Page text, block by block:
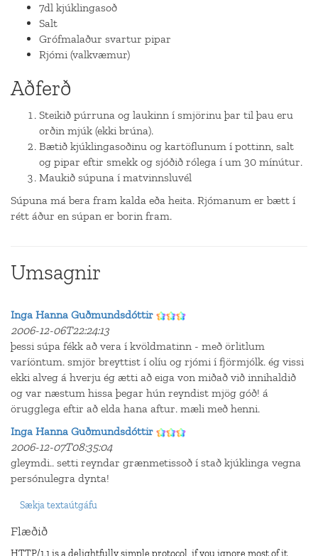
7dl kjúklingasoð
Salt
Grófmalaður svartur pipar
Rjómi (valkvæmur)
Aðferð
Steikið púrruna og laukinn í smjörinu þar til þau eru
orðin mjúk (ekki brúna).
Bætið kjúklingasoðinu og kartöflunum í pottinn, salt
og pipar eftir smekk og sjóðið rólega í um 30 mínútur.
Maukið súpuna í matvinnsluvél
Súpuna má bera fram kalda eða heita. Rjómanum er bætt í
rétt áður en súpan er borin fram.
Umsagnir
Inga Hanna Guðmundsdóttir
2006-12-06T22:24:13
þessi súpa fékk að vera í kvöldmatinn - með örlitlum
varíöntum. smjör breyttist í olíu og rjómi í fjörmjólk. ég vissi
ekki alveg á hverju ég ætti að eiga von miðað við innihaldið
og var næstum hissa þegar hún reyndist mjög góð! á
örugglega eftir að elda hana aftur. mæli með henni.
Inga Hanna Guðmundsdóttir
2006-12-07T08:35:04
gleymdi.. setti reyndar grænmetissoð í stað kjúklinga vegna
persónulegra dynta!
Sækja textaútgáfu
Flæðið